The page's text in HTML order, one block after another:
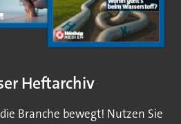
Heftarchiv
Branche bewegt! Nutzen Sie